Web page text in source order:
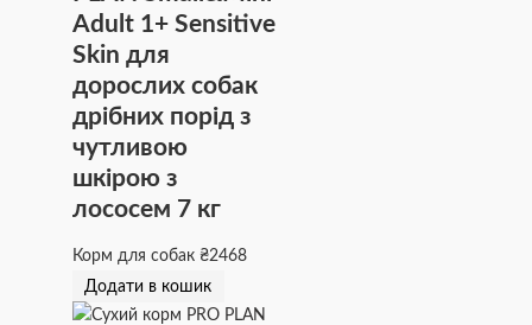
Adult 1+ Sensitive
Skin для
дорослих собак
дрібних порід з
чутливою
шкірою з
лососем 7 кг
Корм для собак₴2468
Додати в кошик